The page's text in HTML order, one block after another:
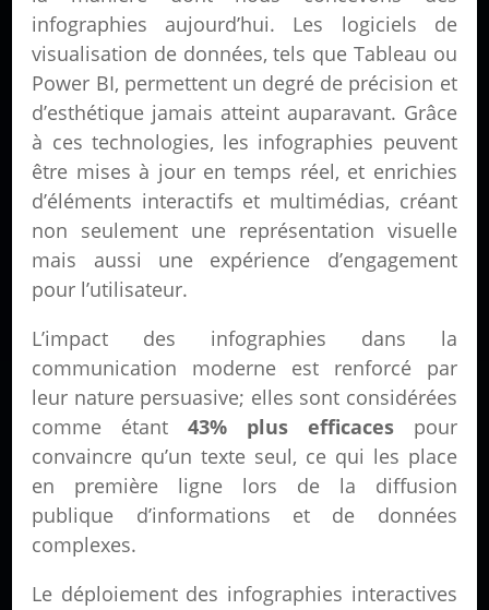
infographies aujourd’hui. Les logiciels de
visualisation de données, tels que Tableau ou
Power BI, permettent un degré de précision et
d’esthétique jamais atteint auparavant. Grâce
à ces technologies, les infographies peuvent
être mises à jour en temps réel, et enrichies
d’éléments interactifs et multimédias, créant
non seulement une représentation visuelle
mais aussi une expérience d’engagement
pour l’utilisateur.
L’impact des infographies dans la
communication moderne est renforcé par
leur nature persuasive; elles sont considérées
comme étant43% plus efficacespour
convaincre qu’un texte seul, ce qui les place
en première ligne lors de la diffusion
publique d’informations et de données
complexes.
Le déploiement des infographies interactives